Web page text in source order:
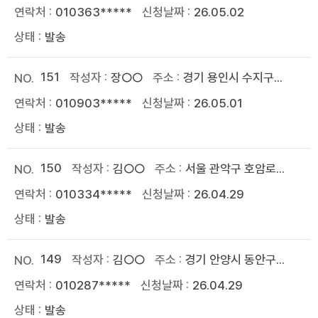
010363*****
26.05.02
발송
151 장○○
경기 용인시 수지구...
010903*****
26.05.01
발송
150 김○○
서울 관악구 호암로...
010334*****
26.04.29
발송
149 김○○
경기 안양시 동안구...
010287*****
26.04.29
발송